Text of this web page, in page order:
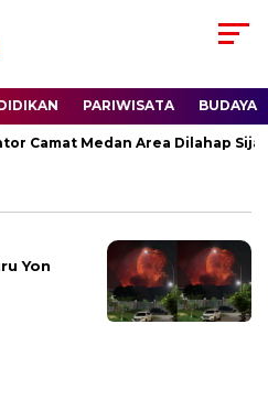
PARIWISATA BUDAYA
Camat Medan Area Dilahap
Yon